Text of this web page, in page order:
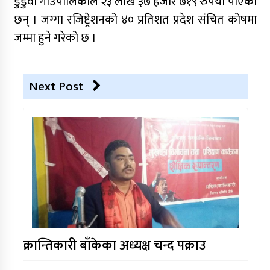
छन् । जग्गा रजिष्ट्रेशनको ४० प्रतिशत प्रदेश संचित कोषमा
जम्मा हुने गरेको छ ।
Next Post
क्रान्तिकारी बाँकेका अध्यक्ष चन्द पक्राउ